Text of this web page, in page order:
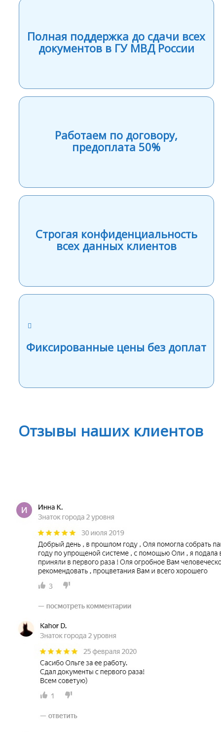
Полная поддержка до сдачи всех
документов в ГУ МВД России
Работаем по договору,
предоплата 50%
Строгая конфиденциальность
всех данных клиентов
Фиксированные цены без доплат
Отзывы наших клиентов